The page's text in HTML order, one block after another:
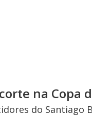
na Copa
do Santiago